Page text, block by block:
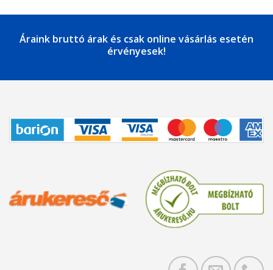
Áraink bruttó árak és csak online vásárlás esetén
érvényesek!